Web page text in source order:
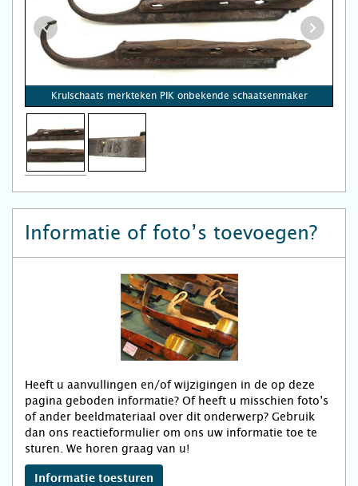
Krulschaats merkteken PIK onbekende schaatsenmaker
Informatie of foto’s toevoegen?
Heeft u aanvullingen en/of wijzigingen in de op deze
pagina geboden informatie? Of heeft u misschien foto’s
of ander beeldmateriaal over dit onderwerp? Gebruik
dan ons reactieformulier om ons uw informatie toe te
sturen. We horen graag van u!
Informatie toesturen